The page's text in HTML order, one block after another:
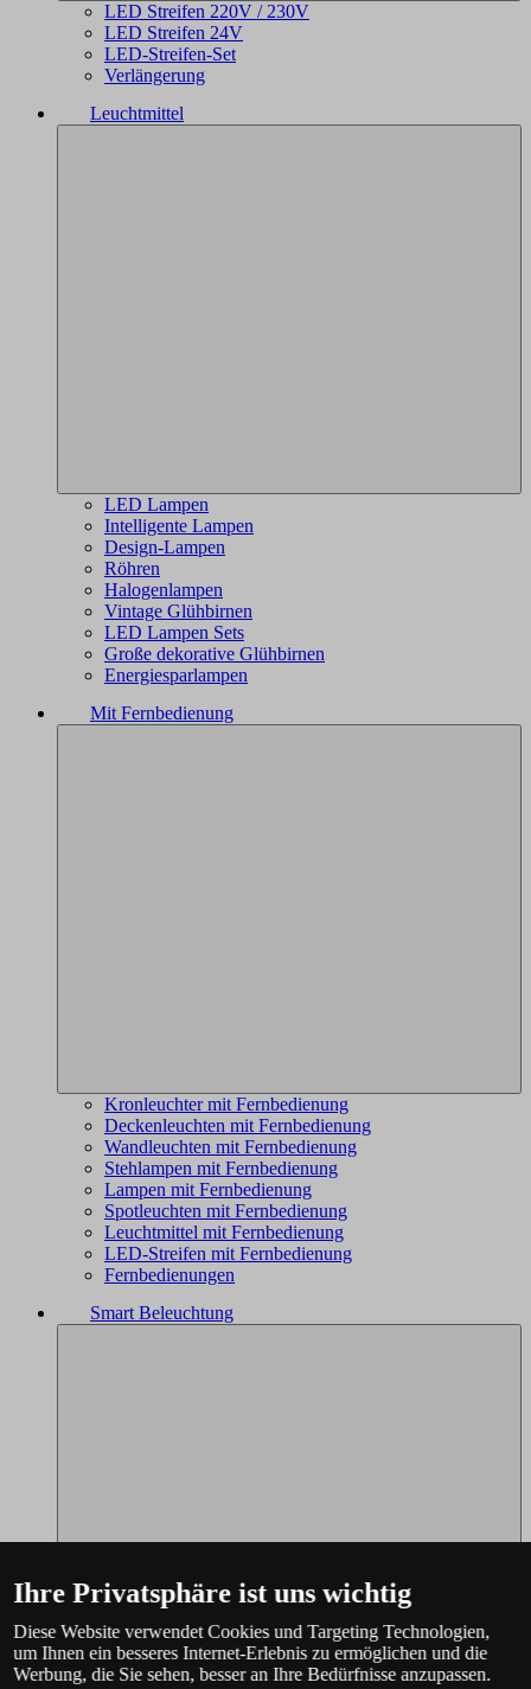
LED Streifen 220V / 230V
LED Streifen 24V
LED-Streifen-Set
Verlängerung
Leuchtmittel
LED Lampen
Intelligente Lampen
Design-Lampen
Röhren
Halogenlampen
Vintage Glühbirnen
LED Lampen Sets
Große dekorative Glühbirnen
Energiesparlampen
Mit Fernbedienung
Kronleuchter mit Fernbedienung
Deckenleuchten mit Fernbedienung
Wandleuchten mit Fernbedienung
Stehlampen mit Fernbedienung
Lampen mit Fernbedienung
Spotleuchten mit Fernbedienung
Leuchtmittel mit Fernbedienung
LED-Streifen mit Fernbedienung
Fernbedienungen
Smart Beleuchtung
Ihre Privatsphäre ist uns wichtig
Diese Website verwendet Cookies und Targeting Technologien,
um Ihnen ein besseres Internet-Erlebnis zu ermöglichen und die
Werbung, die Sie sehen, besser an Ihre Bedürfnisse anzupassen.